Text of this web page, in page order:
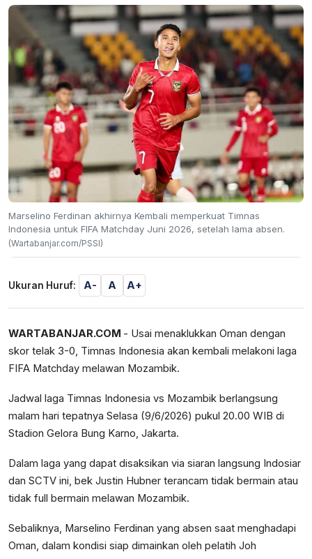
Marselino Ferdinan akhirnya Kembali memperkuat Timnas
Indonesia untuk FIFA Matchday Juni 2026, setelah lama absen.
(Wartabanjar.com/PSSI)
Ukuran Huruf: A- A A+
WARTABANJAR.COM - Usai menaklukkan Oman dengan
skor telak 3-0, Timnas Indonesia akan kembali melakoni laga
FIFA Matchday melawan Mozambik.
Jadwal laga Timnas Indonesia vs Mozambik berlangsung
malam hari tepatnya Selasa (9/6/2026) pukul 20.00 WIB di
Stadion Gelora Bung Karno, Jakarta.
Dalam laga yang dapat disaksikan via siaran langsung Indosiar
dan SCTV ini, bek Justin Hubner terancam tidak bermain atau
tidak full bermain melawan Mozambik.
Sebaliknya, Marselino Ferdinan yang absen saat menghadapi
Oman, dalam kondisi siap dimainkan oleh pelatih Joh